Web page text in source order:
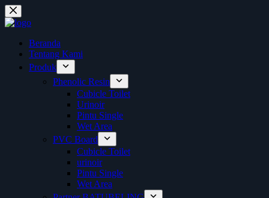
Skip
to
content
Beranda
Tentang Kami
Produk
Phenolic Resin
Cubicle Toilet
Urinoir
Pintu Single
Wet Area
PVC Board
Cubicle Toilet
urinoir
Pintu Single
Wet Area